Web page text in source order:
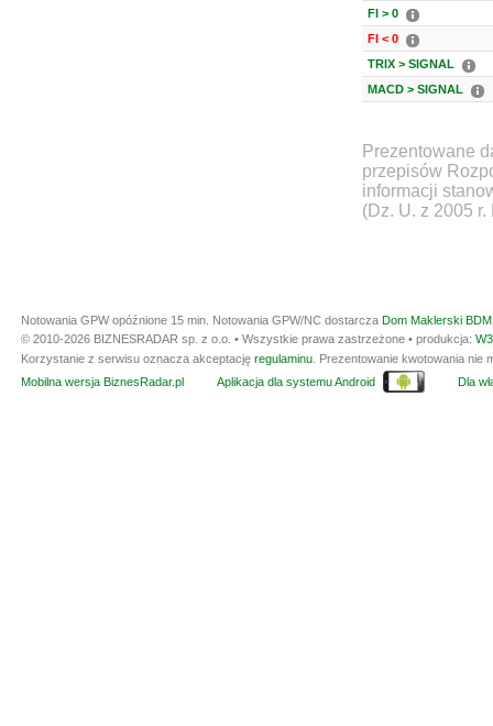
FI > 0
FI < 0
TRIX > SIGNAL
MACD > SIGNAL
Prezentowane
przepisów
informacji
(Dz. U. z 2005
Notowania GPW opóźnione 15 min. Notowania GPW/NC dostarcza Dom Maklerski
© 2010-2026 BIZNESRADAR sp. z o.o. • Wszystkie prawa zastrzeżone • produkcja:
Korzystanie z serwisu oznacza akceptację regulaminu . Prezentowanie kwotowania
Mobilna wersja BiznesRadar.pl
Aplikacja dla systemu Android Dla